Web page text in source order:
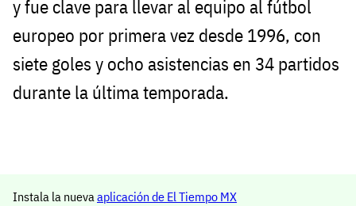
y fue clave para llevar al equipo al fútbol
europeo por primera vez desde 1996, con
siete goles y ocho asistencias en 34 partidos
durante la última temporada.
Instala la nuevaaplicación de El Tiempo MX